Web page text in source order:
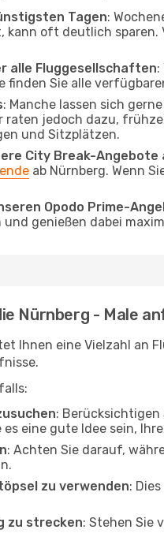
Tagen:
kann oft deutlich sparen.
alle Fluggesellschaften:
finden Sie alle
: Manche lassen sich
raten jedoch dazu,
und Sitzplätzen.
City Break-Angebote
ab Nürnberg. Wenn
Opodo Prime-
genießen dabei
Nürnberg - Male
Ihnen eine Vielzahl an
: Berücksichtigen
eine gute Idee sein,
: Achten Sie darauf,
zu verwenden:
zu strecken: Stehen Sie